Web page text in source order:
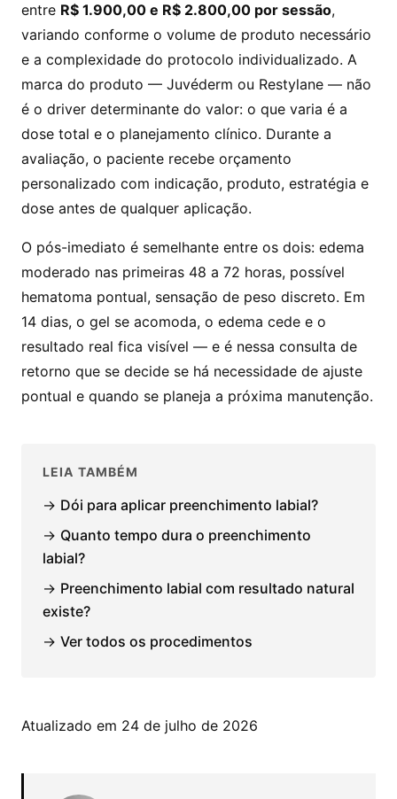
entre R$ 1.900,00 e R$ 2.800,00 por sessão,
variando conforme o volume de produto necessário
e a complexidade do protocolo individualizado. A
marca do produto — Juvéderm ou Restylane — não
é o driver determinante do valor: o que varia é a
dose total e o planejamento clínico. Durante a
avaliação, o paciente recebe orçamento
personalizado com indicação, produto, estratégia e
dose antes de qualquer aplicação.
O pós-imediato é semelhante entre os dois: edema
moderado nas primeiras 48 a 72 horas, possível
hematoma pontual, sensação de peso discreto. Em
14 dias, o gel se acomoda, o edema cede e o
resultado real fica visível — e é nessa consulta de
retorno que se decide se há necessidade de ajuste
pontual e quando se planeja a próxima manutenção.
LEIA TAMBÉM
→ Dói para aplicar preenchimento labial?
→ Quanto tempo dura o preenchimento
labial?
→ Preenchimento labial com resultado natural
existe?
→ Ver todos os procedimentos
Atualizado em 24 de julho de 2026